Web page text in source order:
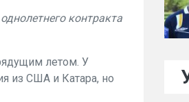
контракта
летом. У
из США и Катара, но